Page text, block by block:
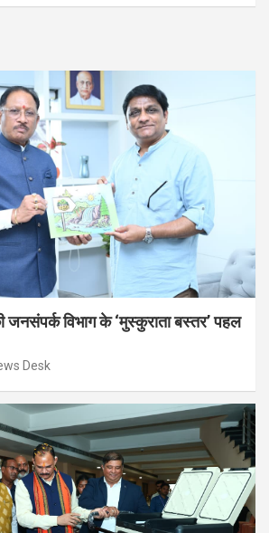
जनसंपर्क विभाग के ‘मुस्कुराता बस्तर’ पहल
Desk